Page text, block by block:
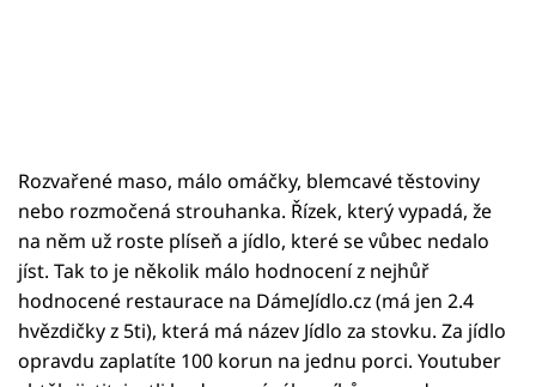
Rozvařené maso, málo omáčky, blemcavé těstoviny
nebo rozmočená strouhanka. Řízek, který vypadá, že
na něm už roste plíseň a jídlo, které se vůbec nedalo
jíst. Tak to je několik málo hodnocení z nejhůř
hodnocené restaurace na DámeJídlo.cz (má jen 2.4
hvězdičky z 5ti), která má název Jídlo za stovku. Za jídlo
opravdu zaplatíte 100 korun na jednu porci. Youtuber